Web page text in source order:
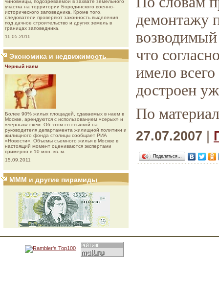
чиновницы, подозреваемой в захвате земельного
участка на территории Бородинского военно-
исторического заповедника. Кроме того,
следователи проверяют законность выделения
под дачное строительство и других земель в
границах заповедника.
11.05.2011
Экономика и недвижимость
Черный наем
Более 90% жилых площадей, сдаваемых в наем в
Москве, арендуются с использованием «серых» и
«черных» схем. Об этом со ссылкой на
руководителя департамента жилищной политики и
жилищного фонда столицы сообщает РИА
«Новости». Объемы съемного жилья в Москве в
настоящий момент оцениваются экспертами
примерно в 10 млн. кв. м.
15.09.2011
МММ и другие пирамиды
демонтажу
что
имело
достроен
По
27.07.2007
Поделиться…